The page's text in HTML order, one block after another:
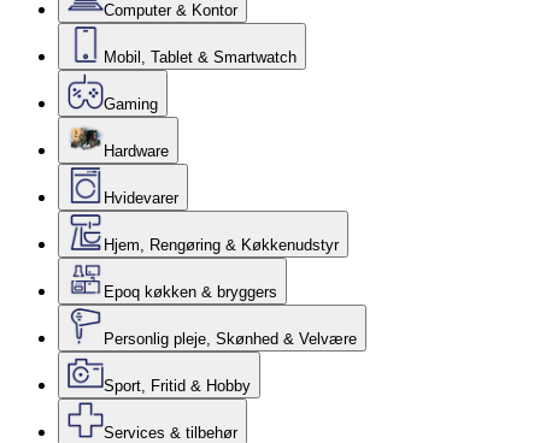
Computer & Kontor
Mobil, Tablet & Smartwatch
Gaming
Hardware
Hvidevarer
Hjem, Rengøring & Køkkenudstyr
Epoq køkken & bryggers
Personlig pleje, Skønhed & Velvære
Sport, Fritid & Hobby
Services & tilbehør